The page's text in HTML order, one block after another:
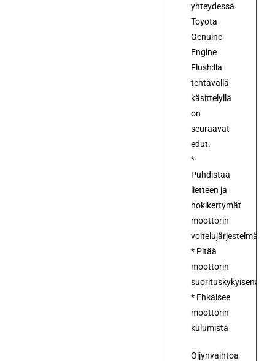
yhteydessä
Toyota
Genuine
Engine
Flush:lla
tehtävällä
käsittelyllä
on
seuraavat
edut:
*
Puhdistaa
lietteen ja
nokikertymät
moottorin
voitelujärjestelmästä​
* Pitää
moottorin
suorituskykyisenä
* Ehkäisee
moottorin
kulumista
Öljynvaihtoa